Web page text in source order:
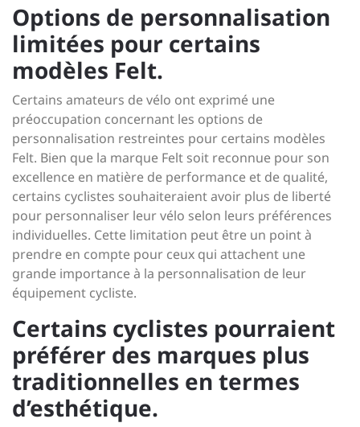
Options de personnalisation
limitées pour certains
modèles Felt.
Certains amateurs de vélo ont exprimé une
préoccupation concernant les options de
personnalisation restreintes pour certains modèles
Felt. Bien que la marque Felt soit reconnue pour son
excellence en matière de performance et de qualité,
certains cyclistes souhaiteraient avoir plus de liberté
pour personnaliser leur vélo selon leurs préférences
individuelles. Cette limitation peut être un point à
prendre en compte pour ceux qui attachent une
grande importance à la personnalisation de leur
équipement cycliste.
Certains cyclistes pourraient
préférer des marques plus
traditionnelles en termes
d’esthétique.